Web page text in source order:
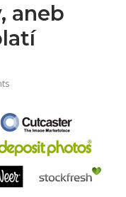
aneb